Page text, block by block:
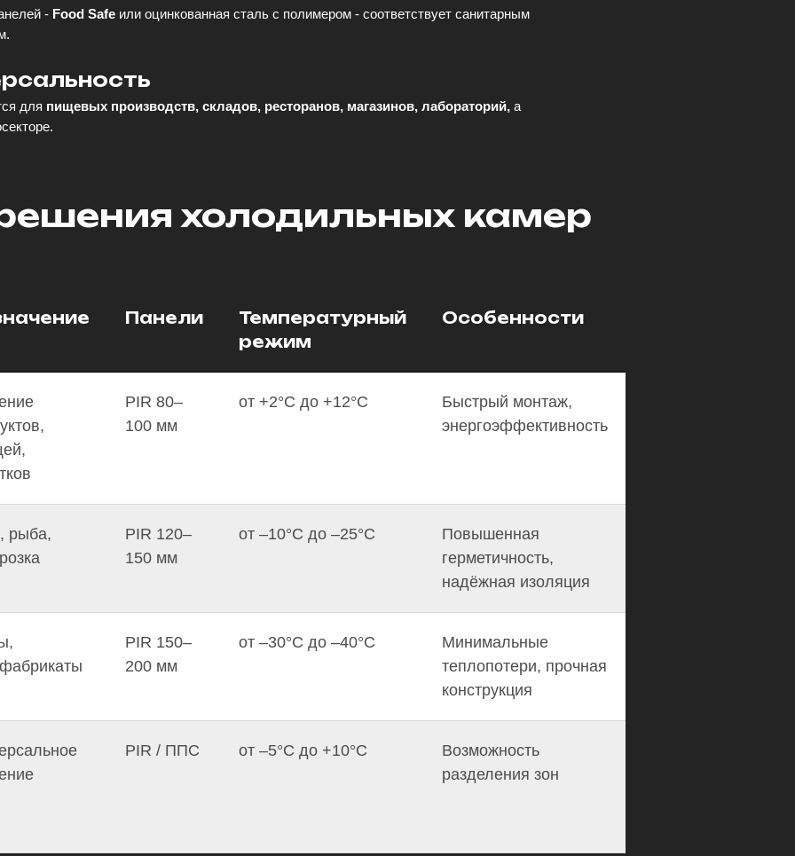
- Food Safe или оцинкованная сталь с полимером - соответствует санитарным
для пищевых производств, складов, ресторанов, магазинов, лабораторий, а
холодильных камер
Панели
Температурный
режим
Особенности
PIR 80–
100 мм
от +2°C до +12°C
Быстрый монтаж,
энергоэффективность
рыба,
PIR 120–
150 мм
от –10°C до –25°C
Повышенная
герметичность,
надёжная изоляция
PIR 150–
200 мм
от –30°C до –40°C
Минимальные
теплопотери, прочная
конструкция
PIR / ППС от –5°C до +10°C
Возможность
разделения зон